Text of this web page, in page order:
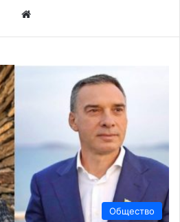
Общество